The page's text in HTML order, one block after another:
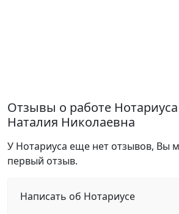
Отзывы о работе
Наталия Николаевна
У Нотариуса еще нет отзывов, Вы
первый отзыв.
Написать об Нотариусе